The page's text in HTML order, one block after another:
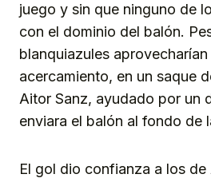
juego y sin que ninguno de
con el dominio del balón.
blanquiazules
acercamiento, en un saque
Aitor Sanz, ayudado por un
enviara el balón al fondo de
El gol dio confianza a los de